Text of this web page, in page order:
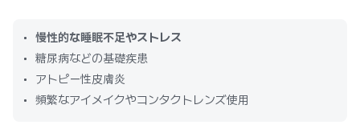
慢性的な睡眠不足やストレス
糖尿病などの基礎疾患
アトピー性皮膚炎
頻繁なアイメイクやコンタクトレンズ使用